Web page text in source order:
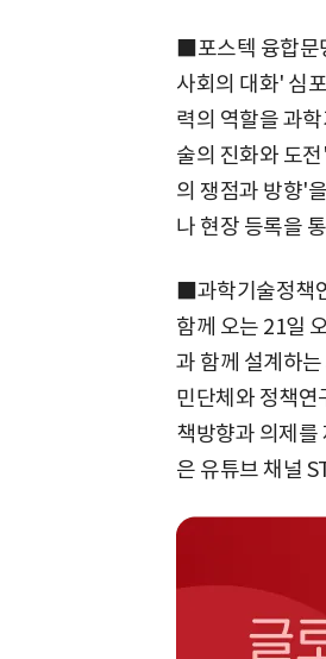
■포스텍 융합문
사회의 대화' 심
력의 역할을 과
술의 진화와 도
의 쟁점과 방향'
나 현장 등록을
■과학기술정책
함께 오는 21일
과 함께 설계하
민단체와 정책연
책방향과 의제를
은 유튜브 채널